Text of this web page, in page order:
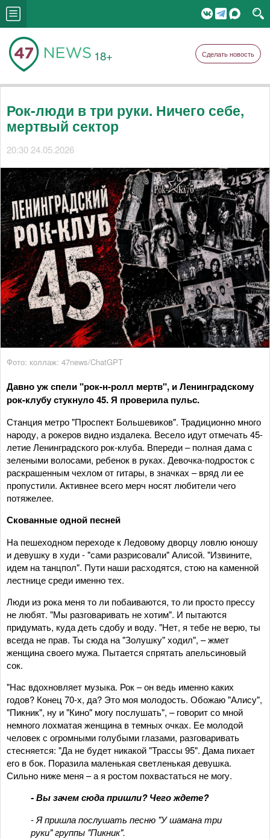
18+ Сделать новость
Рок-люди в три руки. Ничего себе,
мертвый сектор
20:30 24.05.2026
Фото: коллаж: 47news/ChatGPT
Давно уж спели"рок-н-ролл мертв", иЛенинградскому
рок-клубу стукнуло 45.Я проверила пульс.
Станция метро "Проспект Большевиков". Традиционно много
народу, а рокеров видно издалека. Весело идут отмечать 45-
летие Ленинградского рок-клуба. Впереди – полная дама с
зелеными волосами, ребенок в руках. Девочка-подросток с
раскрашенным чехлом от гитары, в значках – вряд ли ее
пропустили. Активнее всего мерч носят любители чего
потяжелее.
Скованные одной песней
На пешеходном переходе к Ледовому дворцу ловлю юношу
и девушку в худи - "сами разрисовали" Алисой. "Извините,
идем на танцпол". Пути наши расходятся, стою на каменной
лестнице среди именно тех.
Люди из рока меня то ли побаиваются, то ли просто прессу
не любят. "Мы разговаривать не хотим". И пытаются
придумать, куда деть сдобу и воду. "Нет, я тебе не верю, ты
всегда не прав. Ты сюда на "Золушку" ходил", – жмет
женщина своего мужа. Пытается спрятать апельсиновый
сок.
"Нас вдохновляет музыка. Рок – он ведь именно каких
годов? Конец 70-х, да? Это моя молодость. Обожаю "Алису",
"Пикник", ну и "Кино" могу послушать", – говорит со мной
немного лохматая женщина в темных очках. Ее молодой
человек с огромными голубыми глазами, разговаривать
стесняется: "Да не будет никакой "Трассы 95". Дама пихает
его в бок. Поразила маленькая светленькая девушка.
Сильно ниже меня – а я ростом похвастаться не могу.
- Вы зачем сюда пришли? Чего ждете?
- Я пришла послушать песню "У шамана три
руки" группы "Пикник".